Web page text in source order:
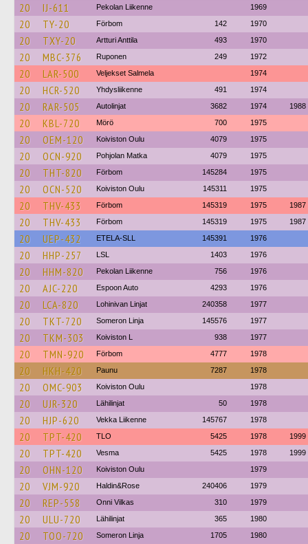
20 IJ-611 Pekolan Liikenne 1969
20 TY-20 Förbom 142 1970
20 TXY-20 Artturi Anttila 493 1970
20 MBC-376 Ruponen 249 1972
20 LAR-500 Veljekset Salmela 1974
20 HCR-520 Yhdysliikenne 491 1974
20 RAR-505 Autolinjat 3682 1974 1988
20 KBL-720 Mörö 700 1975
20 OEM-120 Koiviston Oulu 4079 1975
20 OCN-920 Pohjolan Matka 4079 1975
20 THT-820 Förbom 145284 1975
20 OCN-520 Koiviston Oulu 145311 1975
20 THV-433 Förbom 145319 1975 1987
20 THV-433 Förbom 145319 1975 1987
20 UEP-432 ETELA-SLL 145391 1976
20 HHP-257 LSL 1403 1976
20 HHM-820 Pekolan Liikenne 756 1976
20 AJC-220 Espoon Auto 4293 1976
20 LCA-820 Lohinivan Linjat 240358 1977
20 TKT-720 Someron Linja 145576 1977
20 TKM-303 Koiviston L 938 1977
20 TMN-920 Förbom 4777 1978
20 HKH-420 Paunu 7287 1978
20 OMC-903 Koiviston Oulu 1978
20 UJR-320 Lähilinjat 50 1978
20 HJP-620 Vekka Liikenne 145767 1978
20 TPT-420 TLO 5425 1978 1999
20 TPT-420 Vesma 5425 1978 1999
20 OHN-120 Koiviston Oulu 1979
20 VJM-920 Haldin&Rose 240406 1979
20 REP-558 Onni Vilkas 310 1979
20 ULU-720 Lähilinjat 365 1980
20 TOO-720 Someron Linja 1705 1980